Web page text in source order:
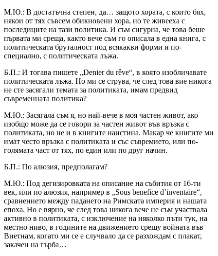
М.Ю.: В достатъчна степен, да… защото хората, с които бях,
някои от тях съвсем обикновени хора, но те живееха с
последиците на тази политика. И съм сигурна, че това беше
първата ми среща, както вече съм го описала в една книга, с
политическата бруталност под всякакви форми и по-
специално, с политическата лъжа.
Б.П.: И тогава пишете „Denier du rêve“, в която изобличавате
политическата лъжа. Но ми се струва, че след това вие никога
не сте засягали темата за политиката, имам предвид
съвременната политика?
М.Ю.: Засягала съм я, но най-вече в моя частен живот, ако
изобщо може да се говори за частен живот във връзка с
политиката, но не и в книгите наистина. Макар че книгите ми
имат често връзка с политиката и със съвремието, или по-
голямата част от тях, по един или по друг начин.
Б.П.: По алюзия, предполагам?
М.Ю.: Под дегизировката на описание на събития от 16-ти
век, или по алюзия, например в „Sous benefice d’inventaire“,
сравнението между падането на Римската империя и нашата
епоха. Но е вярно, че след това никога вече не съм участвала
активно в политиката, с изключение на няколко пъти тук, на
местно ниво, в годините на движението срещу войната във
Виетнам, когато ми се е случвало да се разхождам с плакат,
закачен на гърба…